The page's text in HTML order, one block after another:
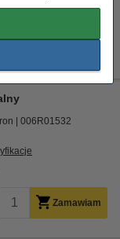
Zamawiam
006R01532
Zamawiam